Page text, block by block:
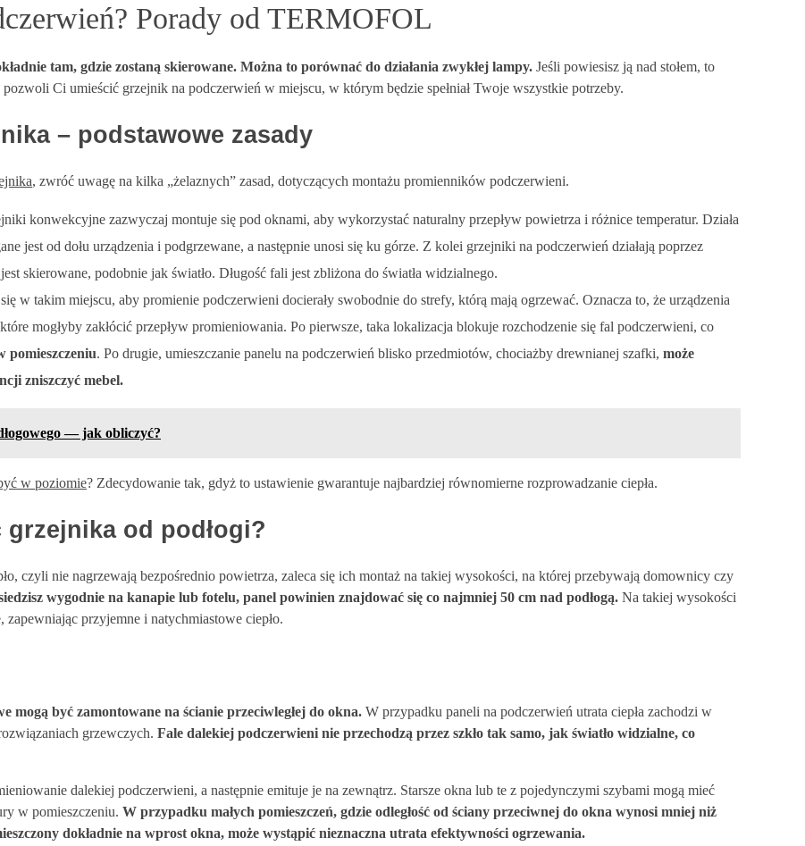
Porady od TERMOFOL
tam, gdzie zostaną skierowane. Można to porównać do działania zwykłej lampy. Jeśli powiesisz ją nad stołem, to
Ci umieścić grzejnik na podczerwień w miejscu, w którym będzie spełniał Twoje wszystkie potrzeby.
– podstawowe zasady
, zwróć uwagę na kilka „żelaznych” zasad, dotyczących montażu promienników podczerwieni.
konwekcyjne zazwyczaj montuje się pod oknami, aby wykorzystać naturalny przepływ powietrza i różnice temperatur. Działa
jest od dołu urządzenia i podgrzewane, a następnie unosi się ku górze. Z kolei grzejniki na podczerwień działają poprzez
skierowane, podobnie jak światło. Długość fali jest zbliżona do światła widzialnego.
w takim miejscu, aby promienie podczerwieni docierały swobodnie do strefy, którą mają ogrzewać. Oznacza to, że urządzenia
mogłyby zakłócić przepływ promieniowania. Po pierwsze, taka lokalizacja blokuje rozchodzenie się fal podczerwieni, co
pomieszczeniu. Po drugie, umieszczanie panelu na podczerwień blisko przedmiotów, chociażby drewnianej szafki, może
zniszczyć mebel.
— jak obliczyć?
w poziomie? Zdecydowanie tak, gdyż to ustawienie gwarantuje najbardziej równomierne rozprowadzanie ciepła.
od podłogi?
czyli nie nagrzewają bezpośrednio powietrza, zaleca się ich montaż na takiej wysokości, na której przebywają domownicy czy
wygodnie na kanapie lub fotelu, panel powinien znajdować się co najmniej 50 cm nad podłogą. Na takiej wysokości
przyjemne i natychmiastowe ciepło.
być zamontowane na ścianie przeciwległej do okna. W przypadku paneli na podczerwień utrata ciepła zachodzi w
grzewczych. Fale dalekiej podczerwieni nie przechodzą przez szkło tak samo, jak światło widzialne, co
dalekiej podczerwieni, a następnie emituje je na zewnątrz. Starsze okna lub te z pojedynczymi szybami mogą mieć
w pomieszczeniu. W przypadku małych pomieszczeń, gdzie odległość od ściany przeciwnej do okna wynosi mniej niż
dokładnie na wprost okna, może wystąpić nieznaczna utrata efektywności ogrzewania.